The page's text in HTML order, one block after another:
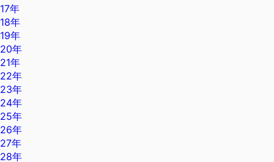
17年
18年
19年
20年
21年
22年
23年
24年
25年
26年
27年
28年